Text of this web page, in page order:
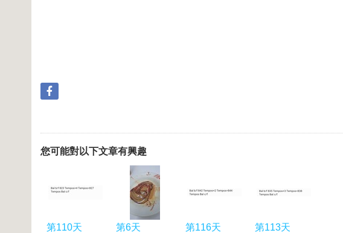
您可能對以下文章有興趣
第110天 第6天 第116天
第113天